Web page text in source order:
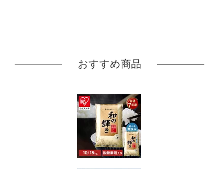
おすすめ商品